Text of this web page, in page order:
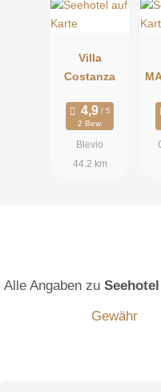
Villa
Costanza
2 Bew.
Blevio
44.2 km
Alle Angaben zu
Gewähr